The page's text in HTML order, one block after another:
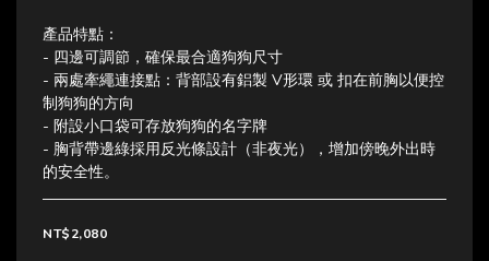
產品特點：
- 四邊可調節，確保最合適狗狗尺寸
- 兩處牽繩連接點：背部設有鋁製 V形環 或 扣在前胸以便控
制狗狗的方向
- 附設小口袋可存放狗狗的名字牌
- 胸背帶邊綠採用反光條設計（非夜光），增加傍晚外出時
的安全性。
NT$2,080